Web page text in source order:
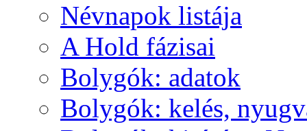
Név­na­pok lis­tá­ja
A Hold fá­zi­sai
Boly­gók: ada­tok
Boly­gók: ke­lés,